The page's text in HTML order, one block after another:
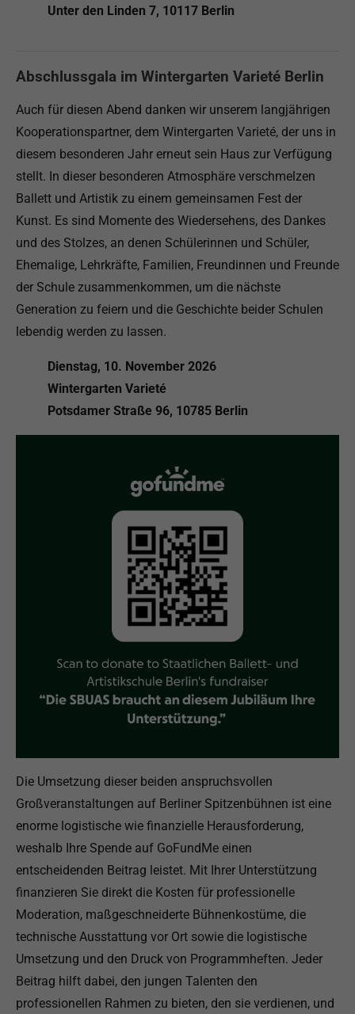
Unter den Linden 7, 10117 Berlin
Abschlussgala im Wintergarten Varieté Berlin
Auch für diesen Abend danken wir unserem langjährigen
Kooperationspartner, dem Wintergarten Varieté, der uns in
diesem besonderen Jahr erneut sein Haus zur Verfügung
stellt. In dieser besonderen Atmosphäre verschmelzen
Ballett und Artistik zu einem gemeinsamen Fest der
Kunst. Es sind Momente des Wiedersehens, des Dankes
und des Stolzes, an denen Schülerinnen und Schüler,
Ehemalige, Lehrkräfte, Familien, Freundinnen und Freunde
der Schule zusammenkommen, um die nächste
Generation zu feiern und die Geschichte beider Schulen
lebendig werden zu lassen.
Dienstag, 10. November 2026
Wintergarten Varieté
Potsdamer Straße 96, 10785 Berlin
Die Umsetzung dieser beiden anspruchsvollen
Großveranstaltungen auf Berliner Spitzenbühnen ist eine
enorme logistische wie finanzielle Herausforderung,
weshalb Ihre Spende auf GoFundMe einen
entscheidenden Beitrag leistet. Mit Ihrer Unterstützung
finanzieren Sie direkt die Kosten für professionelle
Moderation, maßgeschneiderte Bühnenkostüme, die
technische Ausstattung vor Ort sowie die logistische
Umsetzung und den Druck von Programmheften. Jeder
Beitrag hilft dabei, den jungen Talenten den
professionellen Rahmen zu bieten, den sie verdienen, und